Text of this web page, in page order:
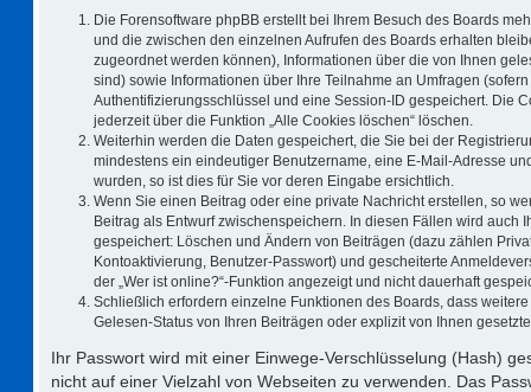
Die Forensoftware phpBB erstellt bei Ihrem Besuch des Boards
und die zwischen den einzelnen Aufrufen des Boards erhalten
zugeordnet werden können), Informationen über die von Ihnen
sind) sowie Informationen über Ihre Teilnahme an Umfragen
Authentifizierungsschlüssel und eine Session-ID gespeichert. Die
jederzeit über die Funktion „Alle Cookies löschen“ löschen.
Weiterhin werden die Daten gespeichert, die Sie bei der
mindestens ein eindeutiger Benutzername, eine E-Mail-Adresse
wurden, so ist dies für Sie vor deren Eingabe ersichtlich.
Wenn Sie einen Beitrag oder eine private Nachricht erstellen, so
Beitrag als Entwurf zwischenspeichern. In diesen Fällen wird
gespeichert: Löschen und Ändern von Beiträgen (dazu zählen
Kontoaktivierung, Benutzer-Passwort) und gescheiterte
der „Wer ist online?“-Funktion angezeigt und nicht dauerhaft
Schließlich erfordern einzelne Funktionen des Boards, dass
Gelesen-Status von Ihren Beiträgen oder explizit von Ihnen
Ihr Passwort wird mit einer Einwege-Verschlüsselung (Hash)
nicht auf einer Vielzahl von Webseiten zu verwenden. Das